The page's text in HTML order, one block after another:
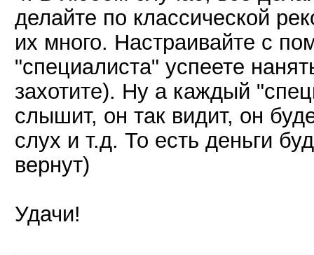
делайте по классической
их много. Настраивайте с
"специалиста" успеете
захотите). Ну а каждый
слышит, он так видит, он
слух и т.д. То есть деньги
вернут)
Удачи!